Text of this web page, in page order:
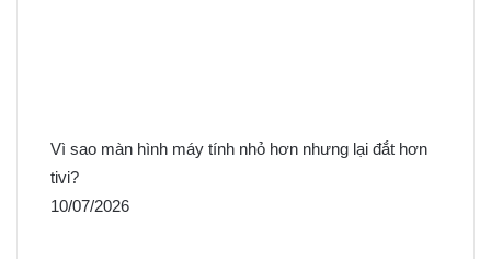
Vì sao màn hình máy tính nhỏ hơn nhưng lại đắt hơn
tivi?
10/07/2026